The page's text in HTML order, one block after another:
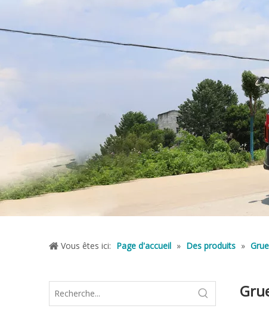
Vous êtes ici: Page d'accueil » Des produits »